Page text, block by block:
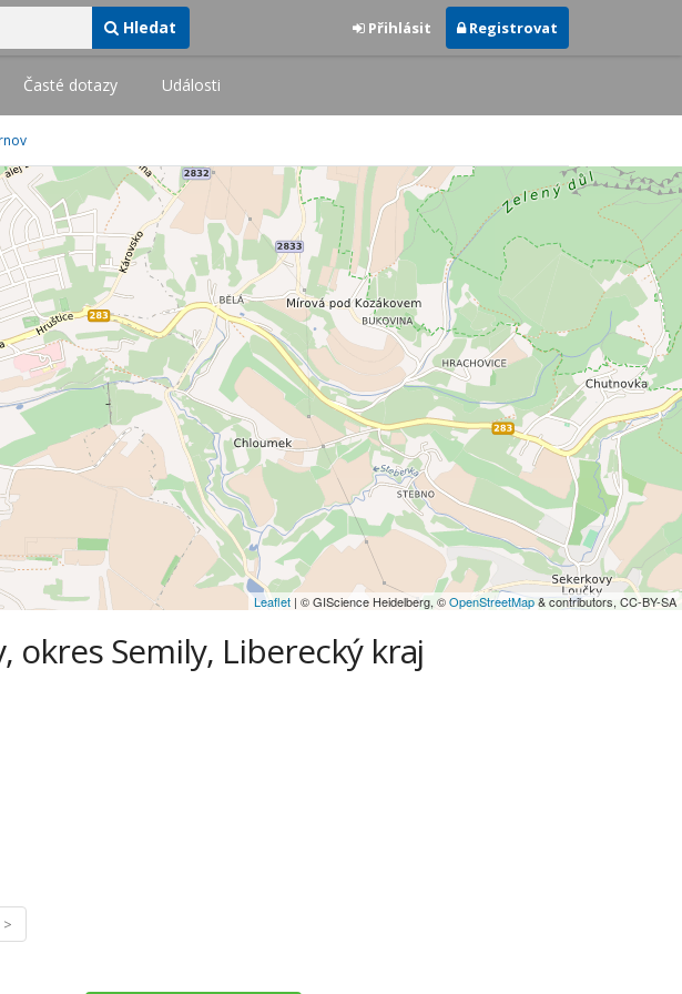
Hledat Přihlásit Registrovat
Časté dotazy Události
Leaflet | © GIScience Heidelberg, ©OpenStreetMap& contributors, CC-BY-SA
okres Semily, Liberecký kraj
>